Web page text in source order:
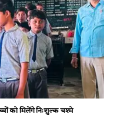
को मिलेंगे निःशुल्क चश्मे